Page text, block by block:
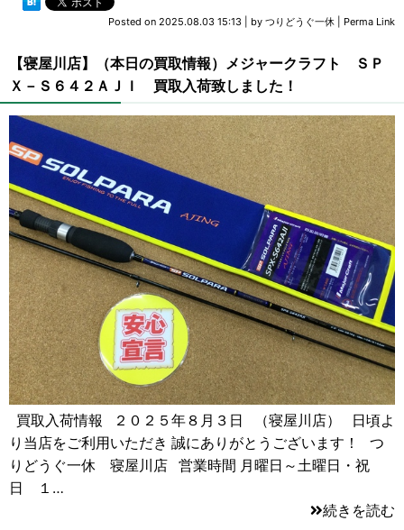
Posted on 2025.08.03 15:13 by つりどうぐ一休 Perma Link
【寝屋川店】（本日の買取情報）メジャークラフト ＳＰ
Ｘ－Ｓ６４２ＡＪＩ 買取入荷致しました！
買取入荷情報 ２０２５年８月３日 （寝屋川店） 日頃よ
り当店をご利用いただき 誠にありがとうございます！ つ
りどうぐ一休 寝屋川店 営業時間 月曜日～土曜日・祝
日 １…
続きを読む